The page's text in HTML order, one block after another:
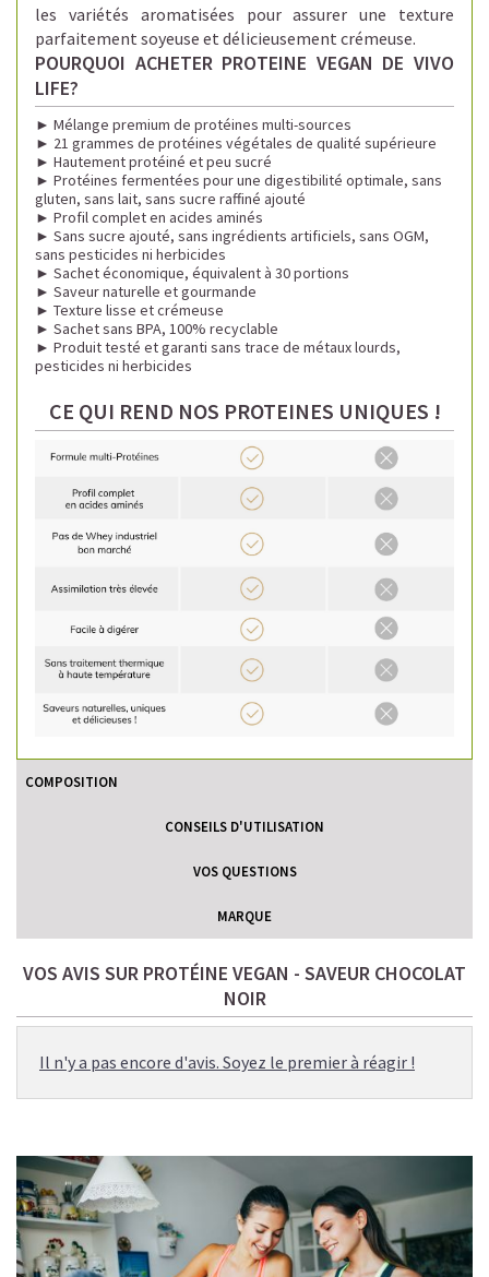
les variétés aromatisées pour assurer une texture
parfaitement soyeuse et délicieusement crémeuse.
POURQUOI ACHETER PROTEINE VEGAN DE VIVO
LIFE?
► Mélange premium de protéines multi-sources
► 21 grammes de protéines végétales de qualité supérieure
► Hautement protéiné et peu sucré
► Protéines fermentées pour une digestibilité optimale, sans
gluten, sans lait, sans sucre raffiné ajouté
► Profil complet en acides aminés
► Sans sucre ajouté, sans ingrédients artificiels, sans OGM,
sans pesticides ni herbicides
► Sachet économique, équivalent à 30 portions
► Saveur naturelle et gourmande
► Texture lisse et crémeuse
► Sachet sans BPA, 100% recyclable
► Produit testé et garanti sans trace de métaux lourds,
pesticides ni herbicides
CE QUI REND NOS PROTEINES UNIQUES !
COMPOSITION
CONSEILS D'UTILISATION
VOS QUESTIONS
MARQUE
VOS AVIS SUR PROTÉINE VEGAN - SAVEUR CHOCOLAT
NOIR
Il n'y a pas encore d'avis. Soyez le premier à réagir !